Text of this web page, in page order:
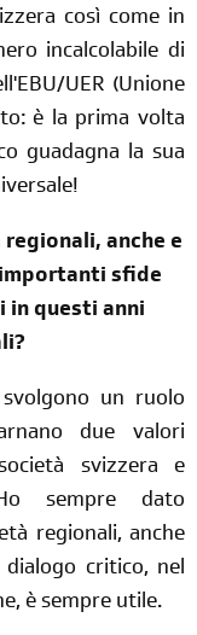
così come in
incalcolabile di
UER (Unione
è la prima volta
guadagna la sua
anche e
sfide
in questi anni
un ruolo
due valori
svizzera e
sempre dato
regionali, anche
critico, nel
è sempre utile.